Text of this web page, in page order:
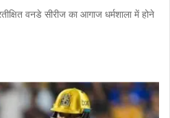
वनडे सीरीज का आगाज धर्मशाला में होने